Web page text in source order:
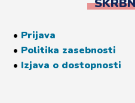
• Prijava
• Politika zasebnosti
• Izjava o dostopnosti